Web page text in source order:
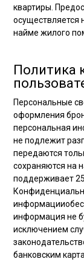
квартиры.
осуществляется
найме жилого
Политика
Персональные
оформления
персональная
не подлежит
передаются
сохраняются на
поддерживает
информация не
исключением
банковским